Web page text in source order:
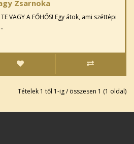
Zsarnoka
VAGY A FŐHŐS! Egy átok, ami széttépi
Tételek 1 től 1-ig / összesen 1 (1 oldal)